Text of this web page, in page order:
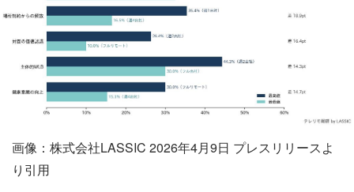
画像：株式会社LASSIC 2026年4月9日 プレスリリースよ
り引用